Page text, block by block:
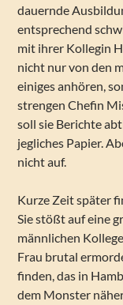
dauernde
entsprechend
mit ihrer Kollegin
nicht nur von den
einiges anhören,
strengen Chefin
soll sie Berichte
jegliches Papier.
nicht auf.
Kurze Zeit später
Sie stößt auf eine
männlichen
Frau brutal
finden, das in
dem Monster